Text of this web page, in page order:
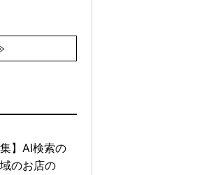
集】AI検索の
のお店の